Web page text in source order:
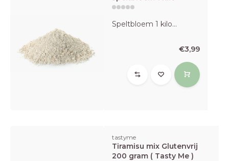
Speltbloem 1 kilo...
€3,99
tastyme
Tiramisu mix Glutenvrij
200 gram ( Tasty Me )